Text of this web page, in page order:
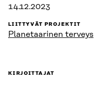
14.12.2023
LIITTYVÄT PROJEKTIT
Planetaarinen terveys
KIRJOITTAJAT